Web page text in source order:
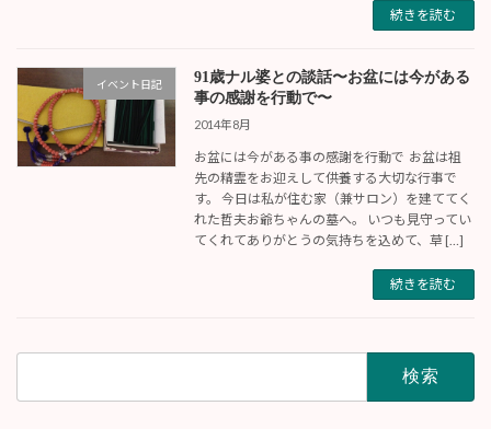
続きを読む
イベント日記
91歳ナル婆との談話〜お盆には今がある
事の感謝を行動で〜
2014年8月
お盆には今がある事の感謝を行動で お盆は祖
先の精霊をお迎えして供養する大切な行事で
す。 今日は私が住む家（兼サロン）を建ててく
れた哲夫お爺ちゃんの墓へ。 いつも見守ってい
てくれてありがとうの気持ちを込めて、草 […]
続きを読む